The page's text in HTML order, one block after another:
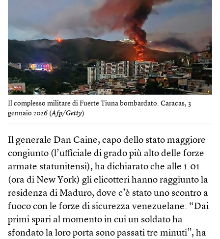
Il complesso militare di Fuerte Tiuna bombardato. Caracas, 3
gennaio 2026 (Afp/Getty)
Il generale Dan Caine, capo dello stato maggiore
congiunto (l’ufficiale di grado più alto delle forze
armate statunitensi), ha dichiarato che alle 1.01
(ora di New York) gli elicotteri hanno raggiunto la
residenza di Maduro, dove c’è stato uno scontro a
fuoco con le forze di sicurezza venezuelane. “Dai
primi spari al momento in cui un soldato ha
sfondato la loro porta sono passati tre minuti”, ha